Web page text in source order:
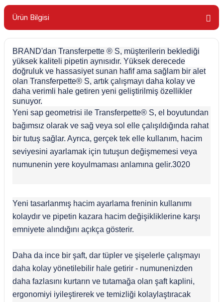
Ürün Bilgisi
BRAND'dan Transferpette ® S, müşterilerin beklediği
yüksek kaliteli pipetin aynısıdır. Yüksek derecede
doğruluk ve hassasiyet sunan hafif ama sağlam bir alet
olan Transferpette® S, artık çalışmayı daha kolay ve
daha verimli hale getiren yeni geliştirilmiş özellikler
sunuyor.
Yeni sap geometrisi ile Transferpette® S, el boyutundan
bağımsız olarak ve sağ veya sol elle çalışıldığında rahat
bir tutuş sağlar. Ayrıca, gerçek tek elle kullanım, hacim
seviyesini ayarlamak için tutuşun değişmemesi veya
numunenin yere koyulmaması anlamına gelir.3020
Yeni tasarlanmış hacim ayarlama freninin kullanımı
kolaydır ve pipetin kazara hacim değişikliklerine karşı
emniyete alındığını açıkça gösterir.
Daha da ince bir şaft, dar tüpler ve şişelerle çalışmayı
daha kolay yönetilebilir hale getirir - numunenizden
daha fazlasını kurtarın ve tutamağa olan şaft kaplini,
ergonomiyi iyileştirerek ve temizliği kolaylaştıracak